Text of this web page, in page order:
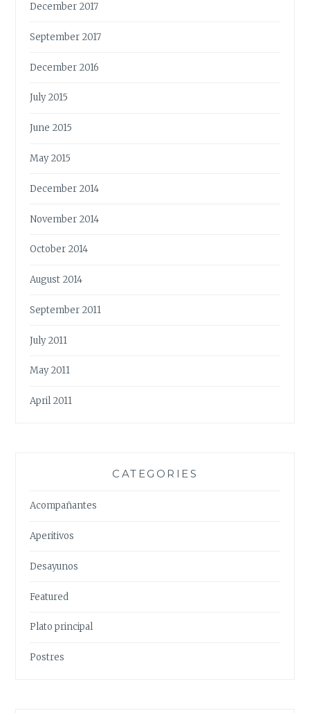
December 2017
September 2017
December 2016
July 2015
June 2015
May 2015
December 2014
November 2014
October 2014
August 2014
September 2011
July 2011
May 2011
April 2011
CATEGORIES
Acompañantes
Aperitivos
Desayunos
Featured
Plato principal
Postres